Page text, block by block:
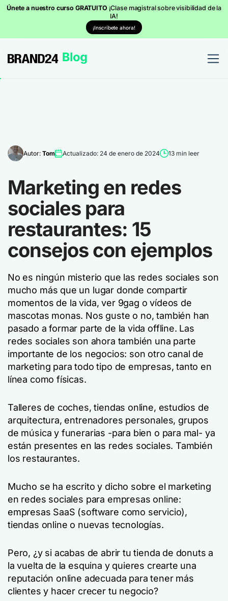
Únete a nuestro curso GRATUITO ¡Clase magistral sobre visibilidad de la
IA!
¡Inscríbete ahora!
Autor: Tom Actualizado: 24 de enero de 2024 13 min leer
Marketing en redes
sociales para
restaurantes: 15
consejos con ejemplos
No es ningún misterio que las redes sociales son
mucho más que un lugar donde compartir
momentos de la vida, ver 9gag o vídeos de
mascotas monas. Nos guste o no, también han
pasado a formar parte de la vida offline. Las
redes sociales son ahora también una parte
importante de los negocios: son otro canal de
marketing para todo tipo de empresas, tanto en
línea como físicas.
Talleres de coches, tiendas online, estudios de
arquitectura, entrenadores personales, grupos
de música y funerarias -para bien o para mal- ya
están presentes en las redes sociales. También
los restaurantes.
Mucho se ha escrito y dicho sobre el marketing
en redes sociales para empresas online:
empresas SaaS (software como servicio),
tiendas online o nuevas tecnologías.
Pero, ¿y si acabas de abrir tu tienda de donuts a
la vuelta de la esquina y quieres crearte una
reputación online adecuada para tener más
clientes y hacer crecer tu negocio?